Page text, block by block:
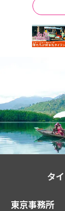
タ
東京事務所